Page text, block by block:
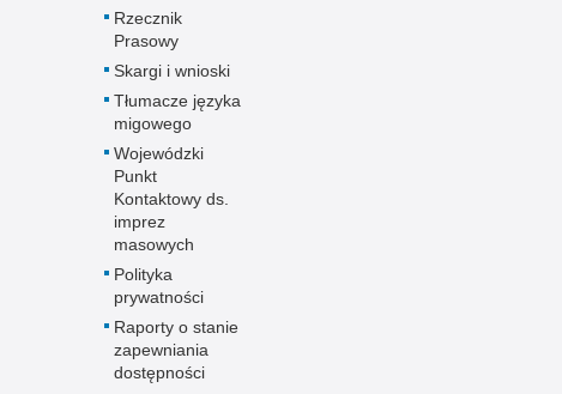
Rzecznik
Prasowy
Skargi i wnioski
Tłumacze języka
migowego
Wojewódzki
Punkt
Kontaktowy ds.
imprez
masowych
Polityka
prywatności
Raporty o stanie
zapewniania
dostępności